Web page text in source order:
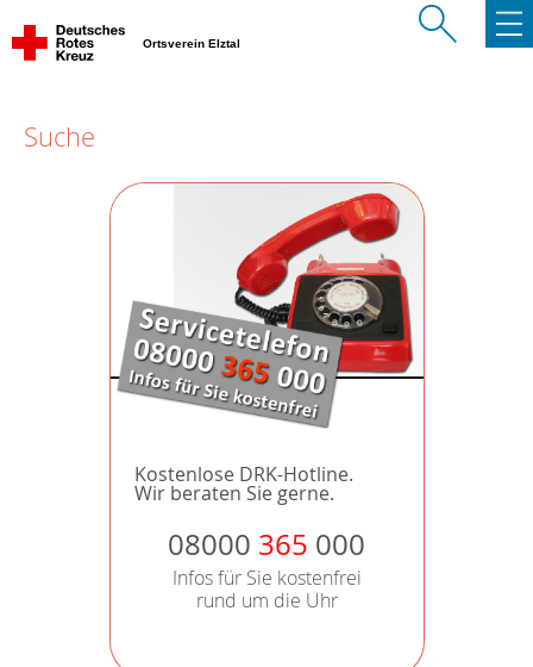
Ortsverein Elztal
Suche
Kostenlose DRK-Hotline.
Wir beraten Sie gerne.
08000 365 000
Infos für Sie kostenfrei
rund um die Uhr